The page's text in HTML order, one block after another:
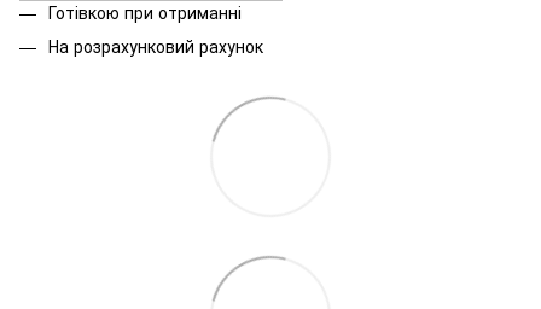
Готівкою при отриманні
На розрахунковий рахунок